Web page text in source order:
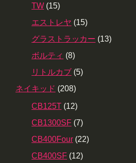
TW (15)
エストレヤ (15)
グラストラッカー (13)
ボルティ (8)
リトルカブ (5)
ネイキッド (208)
CB125T (12)
CB1300SF (7)
CB400Four (22)
CB400SF (12)